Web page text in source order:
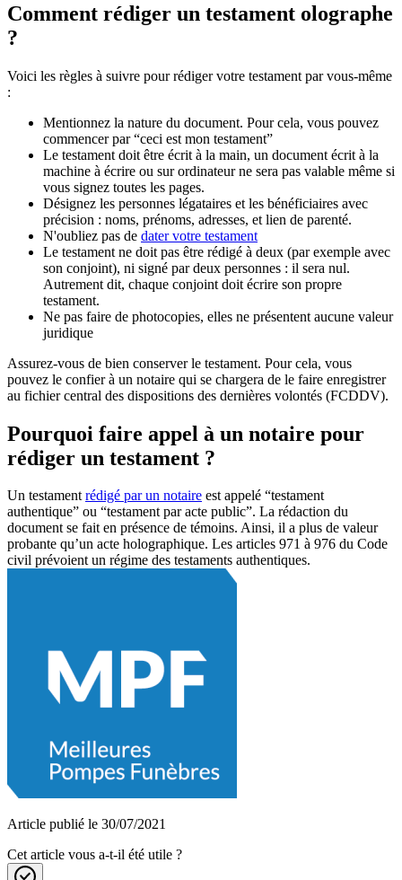
Comment rédiger un testament olographe
?
Voici les règles à suivre pour rédiger votre testament par vous-même
:
Mentionnez la nature du document. Pour cela, vous pouvez
commencer par “ceci est mon testament”
Le testament doit être écrit à la main, un document écrit à la
machine à écrire ou sur ordinateur ne sera pas valable même si
vous signez toutes les pages.
Désignez les personnes légataires et les bénéficiaires avec
précision : noms, prénoms, adresses, et lien de parenté.
N'oubliez pas de dater votre testament
Le testament ne doit pas être rédigé à deux (par exemple avec
son conjoint), ni signé par deux personnes : il sera nul.
Autrement dit, chaque conjoint doit écrire son propre
testament.
Ne pas faire de photocopies, elles ne présentent aucune valeur
juridique
Assurez-vous de bien conserver le testament. Pour cela, vous
pouvez le confier à un notaire qui se chargera de le faire enregistrer
au fichier central des dispositions des dernières volontés (FCDDV).
Pourquoi faire appel à un notaire pour
rédiger un testament ?
Un testamentrédigé par un notaire est appelé “testament
authentique” ou “testament par acte public”. La rédaction du
document se fait en présence de témoins. Ainsi, il a plus de valeur
probante qu’un acte holographique. Les articles 971 à 976 du Code
civil prévoient un régime des testaments authentiques.
Article publié le 30/07/2021
Cet article vous a-t-il été utile ?